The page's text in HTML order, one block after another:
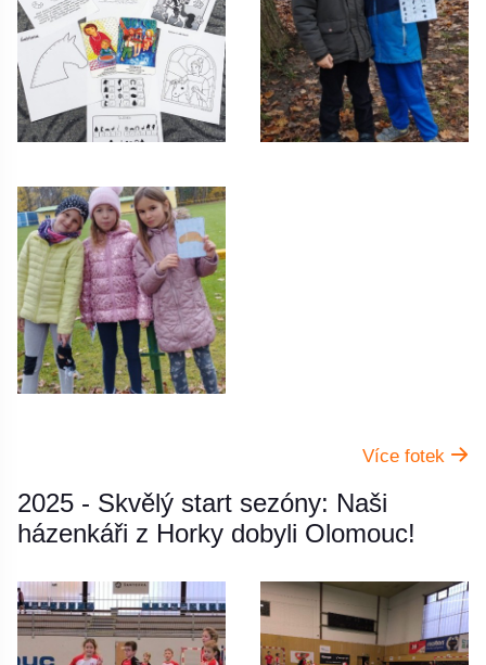
Více fotek
2025 - Skvělý start sezóny: Naši
házenkáři z Horky dobyli Olomouc!